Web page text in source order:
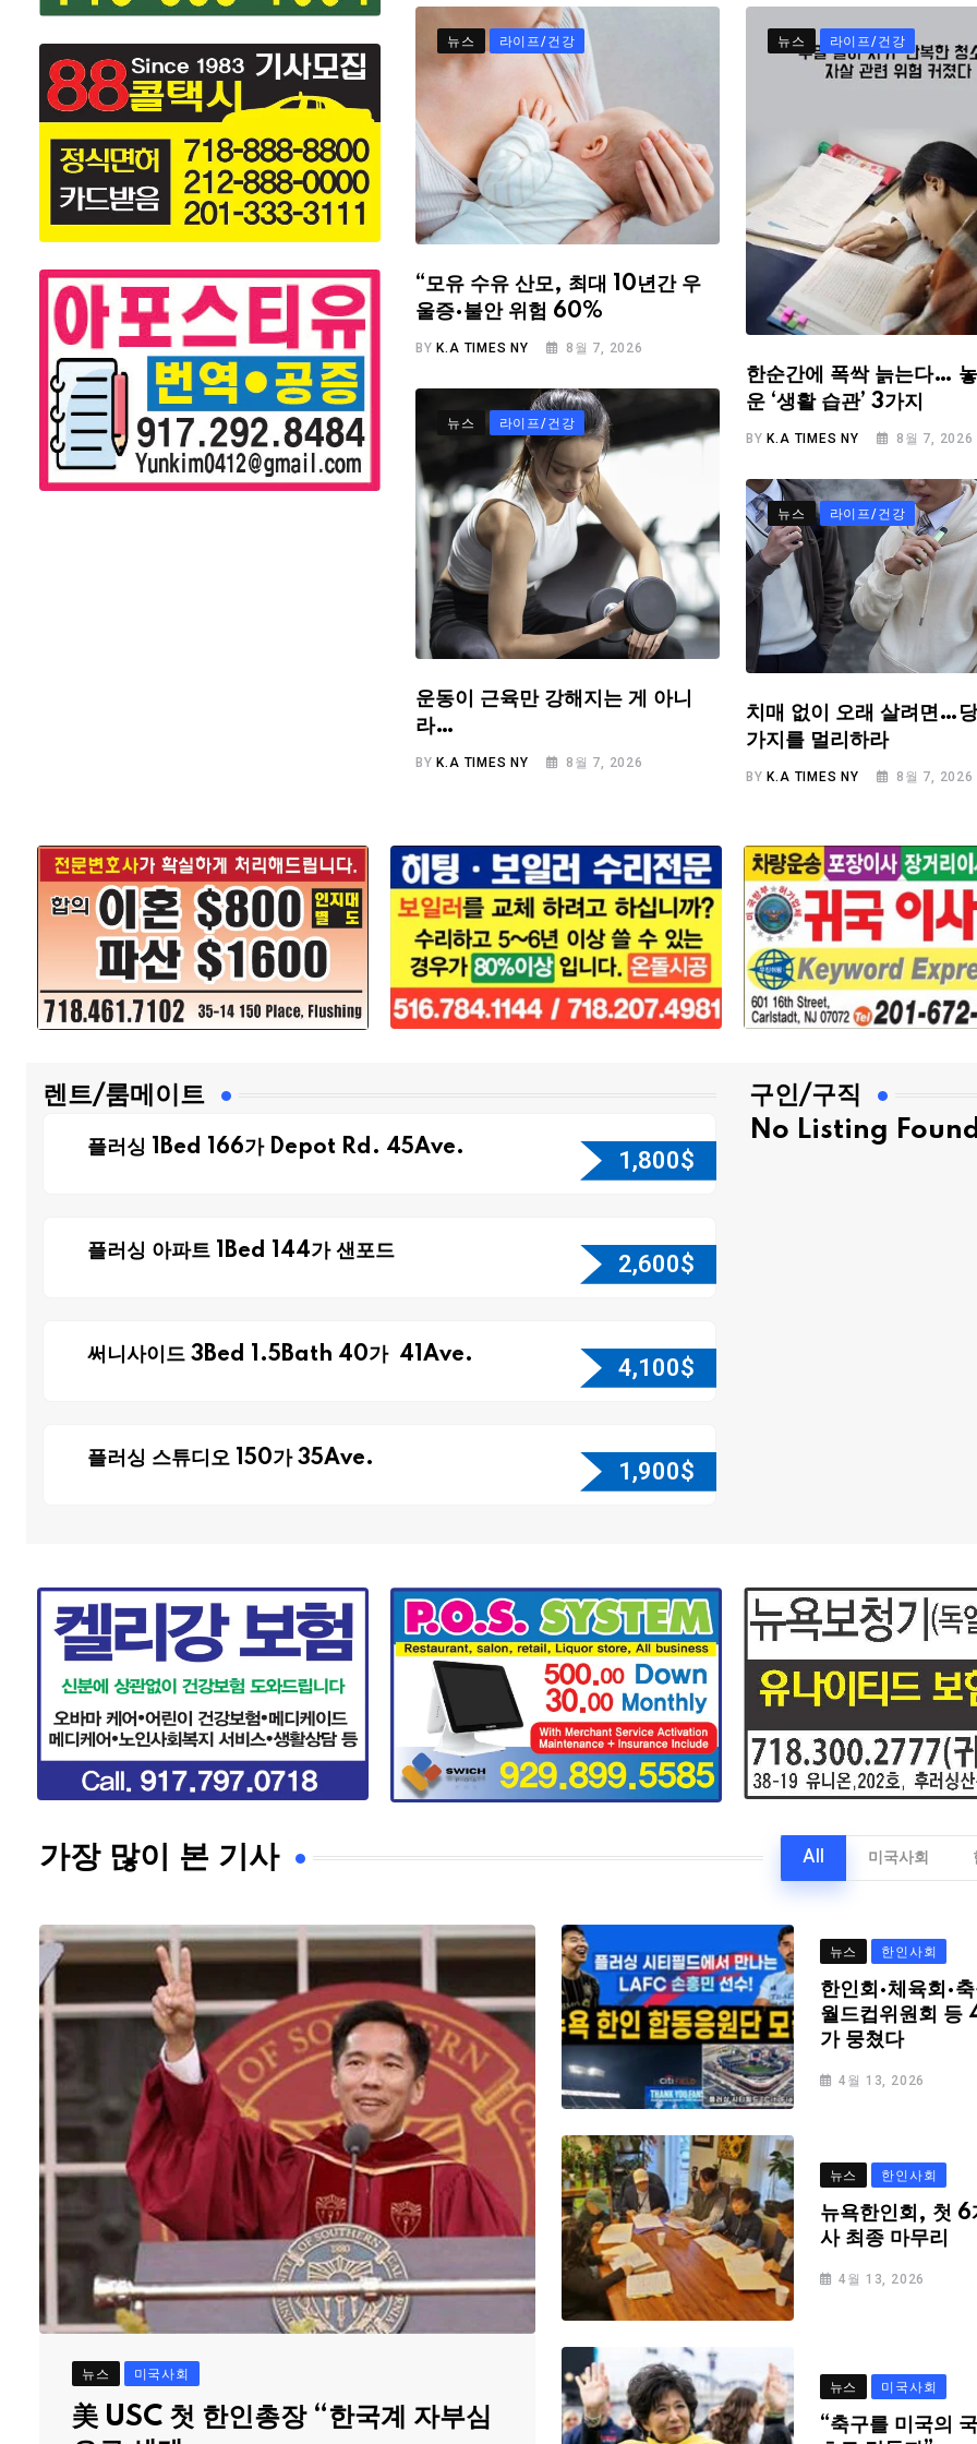
뉴스 라이프/건강
“모유 수유 산모, 최대 10년간 우
울증·불안 위험 60%
BYK.A TIMES NY 8월 7, 2026
뉴스 라이프/건강
한순간에 폭싹 늙는다…
운 ‘생활 습관’ 3가지
BY K.A TIMES NY 8월 7, 2026
뉴스 라이프/건강
운동이 근육만 강해지는 게 아니
라…
BY K.A TIMES NY 8월 7, 2026
뉴스 라이프/건강
치매 없이 오래 살려면…
가지를 멀리하라
BYK.A TIMES NY 8월 7, 2026
렌트/룸메이트
플러싱 1Bed 166가 Depot Rd. 45Ave. 1,800$
플러싱 아파트 1Bed 144가 샌포드 2,600$
써니사이드 3Bed 1.5Bath 40가 41Ave. 4,100$
플러싱 스튜디오 150가 35Ave. 1,900$
구인/구직
No Listing
가장 많이 본 기사 All 미국사회
뉴스 미국사회
美 USC 첫 한인총장 “한국계 자부심
뉴스 한인사회
한인회·체육회·
월드컵위원회 등
가 뭉쳤다
4월 13, 2026
뉴스 한인사회
뉴욕한인회, 첫 6
사 최종 마무리
4월 13, 2026
뉴스 미국사회
“축구를 미국의